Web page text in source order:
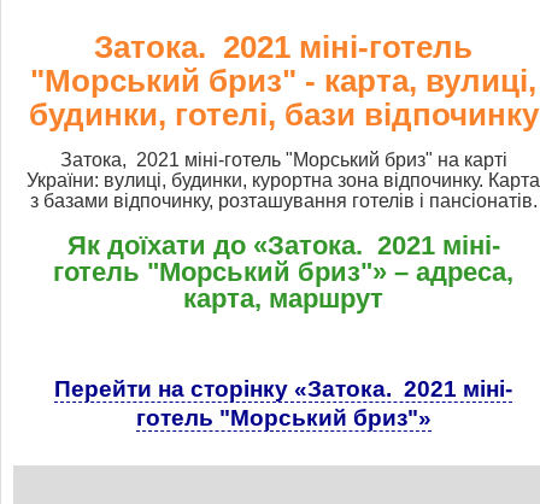
Затока. 2021 міні-готель
"Морський бриз" - карта, вулиці,
будинки, готелі, бази відпочинку
Затока, 2021 міні-готель "Морський бриз" на карті
України: вулиці, будинки, курортна зона відпочинку. Карта
з базами відпочинку, розташування готелів і пансіонатів.
Як доїхати до «Затока. 2021 міні-
готель "Морський бриз"» – адреса,
карта, маршрут
Перейти на сторінку «Затока. 2021 міні-
готель "Морський бриз"»